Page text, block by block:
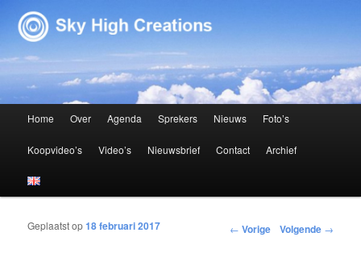
Sky High Creations
Spring naar de primaire inhoud
Spring naar de secundaire inhoud
Home Over Agenda Sprekers Nieuws Foto’s
Koopvideo’s Video’s Nieuwsbrief Contact Archief
Bericht navigatie ← Vorige Volgende →
Geplaatst op18 februari 2017